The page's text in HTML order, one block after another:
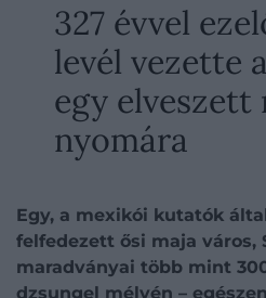
327 évvel
levél vezette
egy elveszett
nyomára
Egy, a mexikói kutatók
felfedezett ősi maja város,
maradványai több mint
dzsungel mélyén –